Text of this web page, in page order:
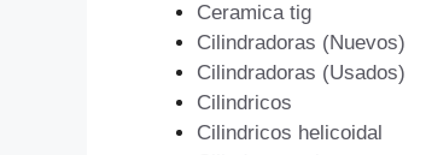
Ceramica tig
Cilindradoras (Nuevos)
Cilindradoras (Usados)
Cilindricos
Cilindricos helicoidal